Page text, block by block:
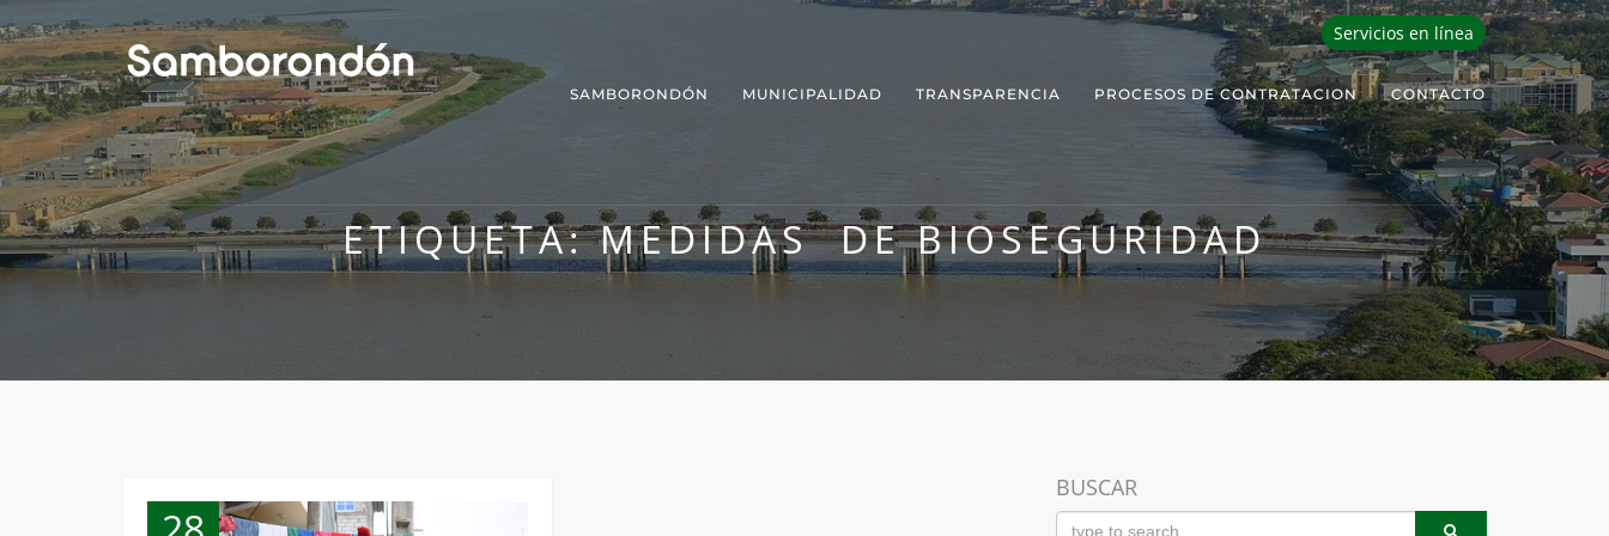
Servicios en línea
SAMBORONDÓN MUNICIPALIDAD TRANSPARENCIA PROCESOS DE CONTRATACION CONTACTO
ETIQUETA:MEDIDAS DE BIOSEGURIDAD
BUSCAR